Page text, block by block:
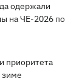
одержали
на ЧЕ-2026 по
приоритета
зиме